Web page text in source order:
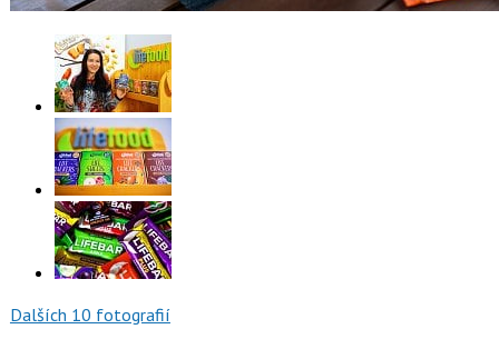
Dalších 10 fotografií